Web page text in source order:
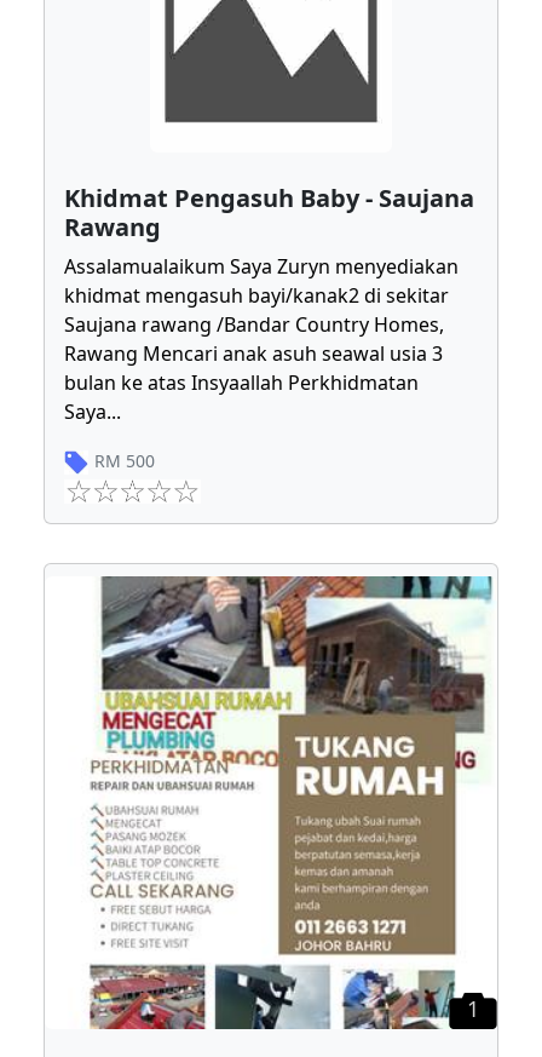
Khidmat Pengasuh Baby - Saujana
Rawang
Assalamualaikum Saya Zuryn menyediakan
khidmat mengasuh bayi/kanak2 di sekitar
Saujana rawang /Bandar Country Homes,
Rawang Mencari anak asuh seawal usia 3
bulan ke atas Insyaallah Perkhidmatan
Saya...
RM 500
1